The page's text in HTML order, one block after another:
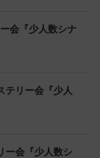
会『少人数シナ
テリー会『少人
ー会『少人数シ